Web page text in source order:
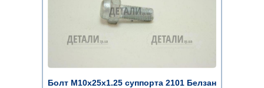
Болт М10х25х1.25 суппорта 2101 Белзан